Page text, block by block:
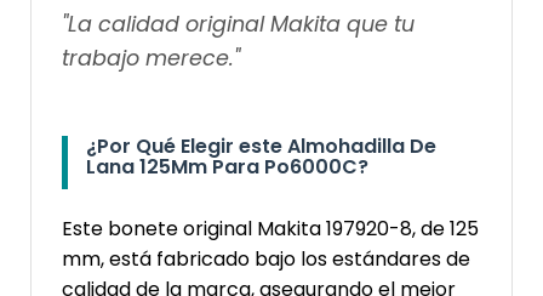
"La calidad original Makita que tu
trabajo merece."
¿Por Qué Elegir este Almohadilla De
Lana 125Mm Para Po6000C?
Este bonete original Makita 197920-8, de 125
mm, está fabricado bajo los estándares de
calidad de la marca, asegurando el mejor